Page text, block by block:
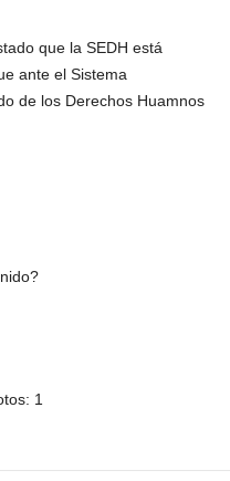
que la SEDH está
ante el Sistema
de los Derechos Huamnos
1